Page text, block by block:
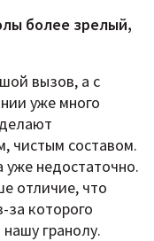
более зрелый,
вызов, а с
уже много
чистым составом.
уже недостаточно.
отличие, что
за которого
гранолу.